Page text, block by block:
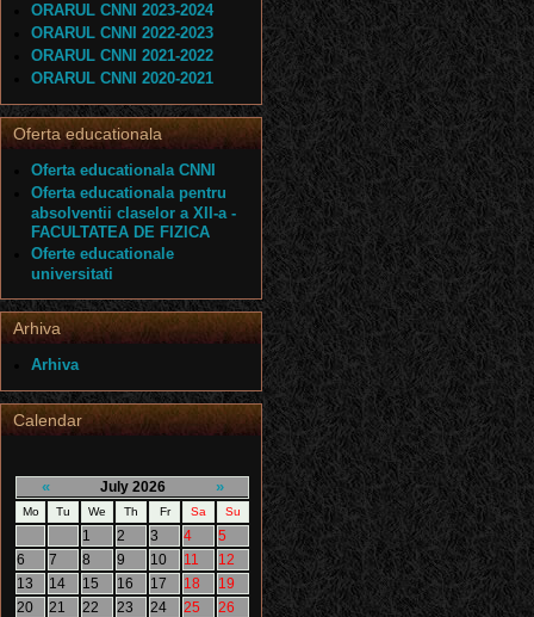
ORARUL CNNI 2023-2024
ORARUL CNNI 2022-2023
ORARUL CNNI 2021-2022
ORARUL CNNI 2020-2021
Oferta educationala
Oferta educationala CNNI
Oferta educationala pentru
absolventii claselor a XII-a -
FACULTATEA DE FIZICA
Oferte educationale
universitati
Arhiva
Arhiva
Calendar
« July 2026 »
Mo Tu We Th Fr Sa Su
1 2 3 4
5
6
7 8 9 10 11
12
13
14 15 16 17 18
19
20
21 22 23 24 25
26